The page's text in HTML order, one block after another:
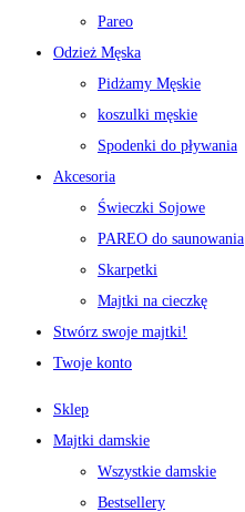
Pareo
Odzież Męska
Pidżamy Męskie
koszulki męskie
Spodenki do pływania
Akcesoria
Świeczki Sojowe
PAREO do saunowania
Skarpetki
Majtki na cieczkę
Stwórz swoje majtki!
Twoje konto
Sklep
Majtki damskie
Wszystkie damskie
Bestsellery